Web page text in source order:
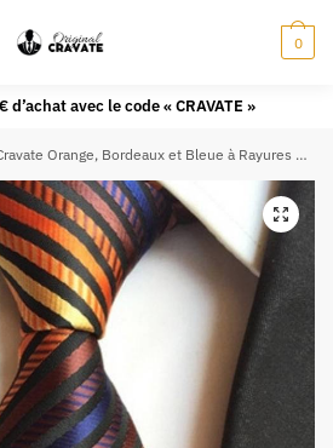
0
avec le code « CRAVATE »
Orange, Bordeaux et Bleue à Rayures Noires